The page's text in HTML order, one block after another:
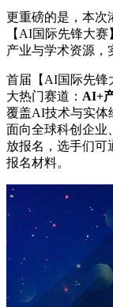
更重磅的是，本次
【AI国际先锋大
产业与学术资源，
首届【AI国际先锋
大热门赛道： AI+
覆盖AI技术与实体
面向全球科创企业
放报名，选手们可
报名材料。